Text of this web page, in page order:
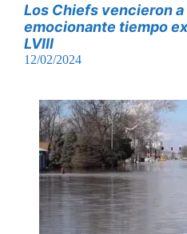
Los Chiefs vencieron
emocionante tiempo
LVIII
12/02/2024